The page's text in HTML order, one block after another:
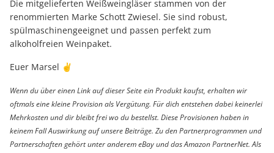
Die mitgelieferten Weißweingläser stammen von der
renommierten Marke Schott Zwiesel. Sie sind robust,
spülmaschinengeeignet und passen perfekt zum
alkoholfreien Weinpaket.
Euer Marsel ✌️
Wenn du über einen Link auf dieser Seite ein Produkt kaufst, erhalten wir
oftmals eine kleine Provision als Vergütung. Für dich entstehen dabei keinerlei
Mehrkosten und dir bleibt frei wo du bestellst. Diese Provisionen haben in
keinem Fall Auswirkung auf unsere Beiträge. Zu den Partnerprogrammen und
Partnerschaften gehört unter anderem eBay und das Amazon PartnerNet. Als